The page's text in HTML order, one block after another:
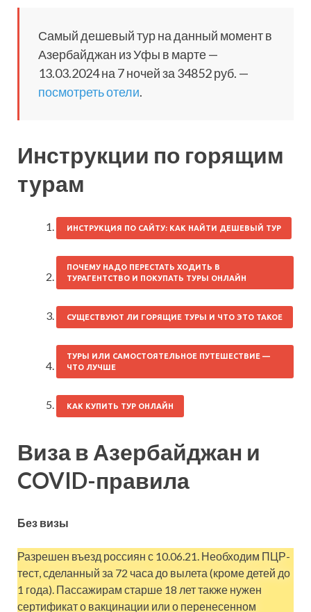
Самый дешевый тур на данный момент в
Азербайджан из Уфы в марте —
13.03.2024 на 7 ночей за 34852 руб. —
посмотреть отели.
Инструкции по горящим
турам
ИНСТРУКЦИЯ ПО САЙТУ: КАК НАЙТИ ДЕШЕВЫЙ ТУР
ПОЧЕМУ НАДО ПЕРЕСТАТЬ ХОДИТЬ В
ТУРАГЕНТСТВО И ПОКУПАТЬ ТУРЫ ОНЛАЙН
СУЩЕСТВУЮТ ЛИ ГОРЯЩИЕ ТУРЫ И ЧТО ЭТО ТАКОЕ
ТУРЫ ИЛИ САМОСТОЯТЕЛЬНОЕ ПУТЕШЕСТВИЕ —
ЧТО ЛУЧШЕ
КАК КУПИТЬ ТУР ОНЛАЙН
Виза в Азербайджан и
COVID-правила
Без визы
Разрешен въезд россиян с 10.06.21. Необходим ПЦР-
тест, сделанный за 72 часа до вылета (кроме детей до
1 года). Пассажирам старше 18 лет также нужен
сертификат о вакцинации или о перенесенном